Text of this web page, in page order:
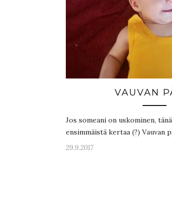
VAUVAN
Jos someani on uskominen,
ensimmäistä kertaa (?) Vauvan
29.9.2017